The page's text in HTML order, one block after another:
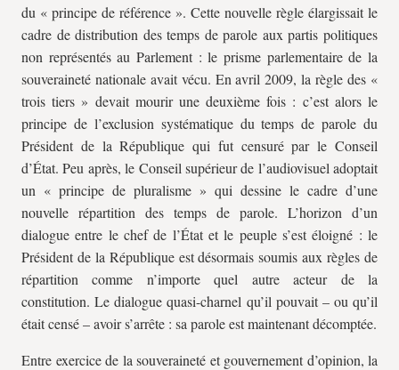
du « principe de référence ». Cette nouvelle règle élargissait le
cadre de distribution des temps de parole aux partis politiques
non représentés au Parlement : le prisme parlementaire de la
souveraineté nationale avait vécu. En avril 2009, la règle des «
trois tiers » devait mourir une deuxième fois : c’est alors le
principe de l’exclusion systématique du temps de parole du
Président de la République qui fut censuré par le Conseil
d’État. Peu après, le Conseil supérieur de l’audiovisuel adoptait
un « principe de pluralisme » qui dessine le cadre d’une
nouvelle répartition des temps de parole. L’horizon d’un
dialogue entre le chef de l’État et le peuple s’est éloigné : le
Président de la République est désormais soumis aux règles de
répartition comme n’importe quel autre acteur de la
constitution. Le dialogue quasi-charnel qu’il pouvait – ou qu’il
était censé – avoir s’arrête : sa parole est maintenant décomptée.
Entre exercice de la souveraineté et gouvernement d’opinion, la